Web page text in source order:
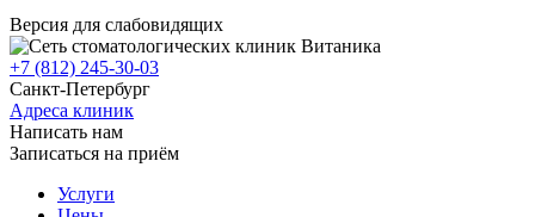
Версия для слабовидящих
+7 (812) 245-30-03
Санкт-Петербург
Адреса клиник
Написать нам
Записаться на приём
Услуги